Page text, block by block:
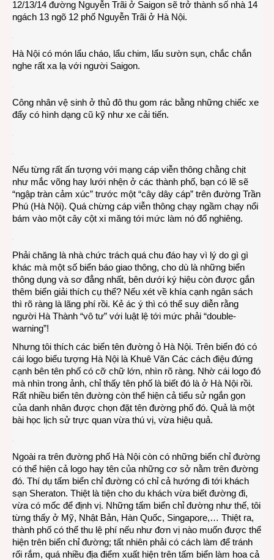
12/13/14 đường Nguyễn Trãi ở Saigon sẽ trở thành số nhà 14
ngách 13 ngõ 12 phố Nguyễn Trãi ở Hà Nội.
Hà Nội có món lẩu cháo, lẩu chim, lẩu sườn sụn, chắc chắn
nghe rất xa lạ với người Saigon.
Công nhân vệ sinh ở thủ đô thu gom rác bằng những chiếc xe
đẩy có hình dạng cũ kỹ như xe cải tiến.
Nếu từng rất ấn tượng với mạng cáp viễn thông chằng chịt
như mắc võng hay lưới nhện ở các thành phố, bạn có lẽ sẽ
“ngập tràn cảm xúc” trước một “cây dây cáp” trên đường Trần
Phú (Hà Nội). Quá chừng cáp viễn thông chạy ngầm chạy nổi
bám vào một cây cột xi măng tới mức làm nó đổ nghiêng.
Phải chăng là nhà chức trách quá chu đáo hay vì lý do gì gì
khác mà một số biển báo giao thông, cho dù là những biển
thông dụng và sơ đẳng nhất, bên dưới ký hiệu còn được gắn
thêm biển giải thích cụ thể? Nếu xét về khía cạnh ngân sách
thì rõ ràng là lãng phí rồi. Kẻ ác ý thì có thể suy diễn rằng
người Hà Thành “vô tư” với luật lệ tới mức phải “double-
warning”!
Nhưng tôi thích các biển tên đường ỏ Hà Nội. Trên biển đó có
cái logo biểu tượng Hà Nội là Khuê Văn Các cách điệu đứng
cạnh bên tên phố có cỡ chữ lớn, nhìn rõ ràng. Nhờ cái logo đó
mà nhìn trong ảnh, chỉ thấy tên phố là biết đó là ở Hà Nội rồi.
Rất nhiều biển tên đường còn thể hiện cả tiểu sử ngắn gọn
của danh nhân được chọn đặt tên đường phố đó. Quả là một
bài học lịch sử trực quan vừa thú vị, vừa hiệu quả.
Ngoài ra trên đường phố Hà Nội còn có những biển chỉ đường
có thể hiện cả logo hay tên của những cơ sở nằm trên đường
đó. Thí dụ tấm biển chỉ đường có chỉ cả hướng đi tới khách
sạn Sheraton. Thiệt là tiện cho du khách vừa biết đường đi,
vừa có mốc để định vị. Những tấm biển chỉ đường như thế, tôi
từng thấy ở Mỹ, Nhật Bản, Hàn Quốc, Singapore,… Thiệt ra,
thành phố có thể thu lệ phí nếu như đơn vị nào muốn được thể
hiện trên biển chỉ đường; tất nhiên phải có cách làm để tránh
rối rắm, quá nhiều địa điểm xuất hiện trên tấm biển làm hoa cả